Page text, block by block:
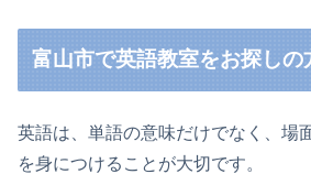
富山市で英語教室をお探しの
英語は、単語の意味だけでなく、場
を身につけることが大切です。